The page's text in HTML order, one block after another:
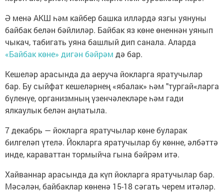
Ә менә АКШ һәм кайбер башка илләрдә язгы уянуны
байбак белән бәйлиләр. Байбак яз көне өненнән уянып
чыкач, табигать уяна башлый дип санала. Аларда
«Байбак көне» дигән бәйрәм дә бар.
Кешеләр арасында да аеруча йокларга яратучылар
бар. Бу сыйфат кешеләрнең «ябалак» һәм "тургай«ларга
бүленүе, организмның үзенчәлекләре һәм гади
ялкаулык белән аңлатыла.
7 декабрь — йокларга яратучылар көне буларак
билгеләп үтелә. Йокларга яратучылар бу көнне, әлбәттә
инде, караваттан тормыйча гына бәйрәм итә.
Хайваннар арасында да күп йокларга яратучылар бар.
Мәсәлән, байбаклар көненә 15-18 сәгать черем итәләр.